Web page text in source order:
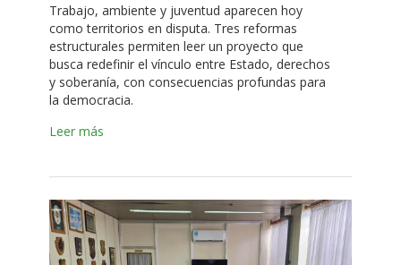
Trabajo, ambiente y juventud aparecen hoy
como territorios en disputa. Tres reformas
estructurales permiten leer un proyecto que
busca redefinir el vínculo entre Estado, derechos
y soberanía, con consecuencias profundas para
la democracia.
Leer más